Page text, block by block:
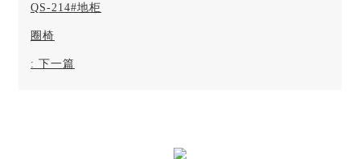
QS-214#地柜
圈椅
: 下一篇